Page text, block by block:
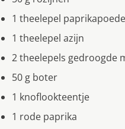
1 theelepel
1 theelepel azijn
2 theelepels gedroogde
50 g boter
1 knoflookteentje
1 rode paprika